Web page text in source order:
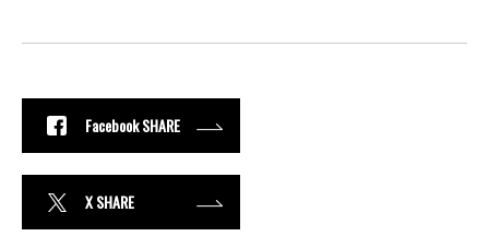
Facebook SHARE
X SHARE